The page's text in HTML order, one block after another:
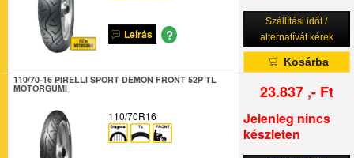
Leírás ?
Szállítási időt /
alternatívát kérek
Kosárba
110/70-16 PIRELLI SPORT DEMON FRONT 52P TL
MOTORGUMI
110/70R16
23.837 ,- Ft
Jelenleg nincs
készleten